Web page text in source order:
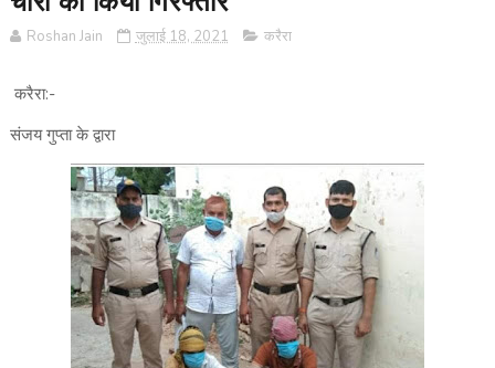
Roshan Jain जुलाई 18, 2021 करैरा
करैरा:-
संजय गुप्ता के द्वारा